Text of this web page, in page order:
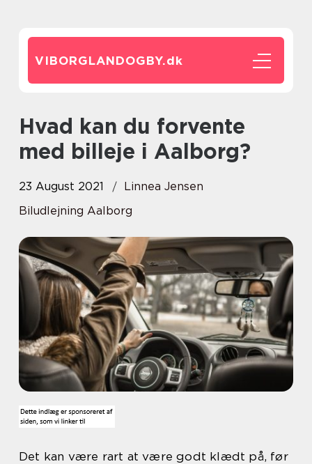
VIBORGLANDOGBY.dk
Hvad kan du forvente
med billeje i Aalborg?
23 August 2021
Linnea Jensen
Biludlejning Aalborg
Det kan være rart at være godt klædt på, før